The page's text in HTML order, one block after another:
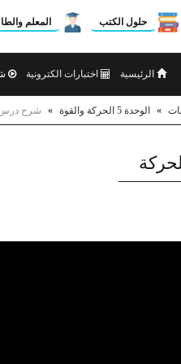
حلول الكتب المعلم
الرئيسية اختبارات الكترونية
» الوحدة 5 الحركة والقوة » شرح درس